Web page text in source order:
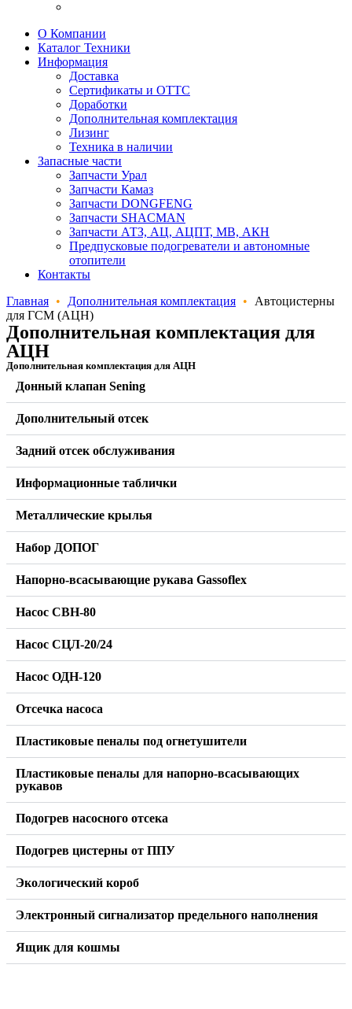
О Компании
Каталог Техники
Информация
Доставка
Сертификаты и ОТТС
Доработки
Дополнительная комплектация
Лизинг
Техника в наличии
Запасные части
Запчасти Урал
Запчасти Камаз
Запчасти DONGFENG
Запчасти SHACMAN
Запчасти АТЗ, АЦ, АЦПТ, МВ, АКН
Предпусковые подогреватели и автономные
отопители
Контакты
Главная • Дополнительная комплектация •
Автоцистерны
для ГСМ (АЦН)
Дополнительная комплектация для
АЦН
Дополнительная комплектация для АЦН
Донный клапан Sening
Дополнительный отсек
Задний отсек обслуживания
Информационные таблички
Металлические крылья
Набор ДОПОГ
Напорно-всасывающие рукава Gassoflex
Насос СВН-80
Насос СЦЛ-20/24
Насос ОДН-120
Отсечка насоса
Пластиковые пеналы под огнетушители
Пластиковые пеналы для напорно-всасывающих
рукавов
Подогрев насосного отсека
Подогрев цистерны от ППУ
Экологический короб
Электронный сигнализатор предельного наполнения
Ящик для кошмы